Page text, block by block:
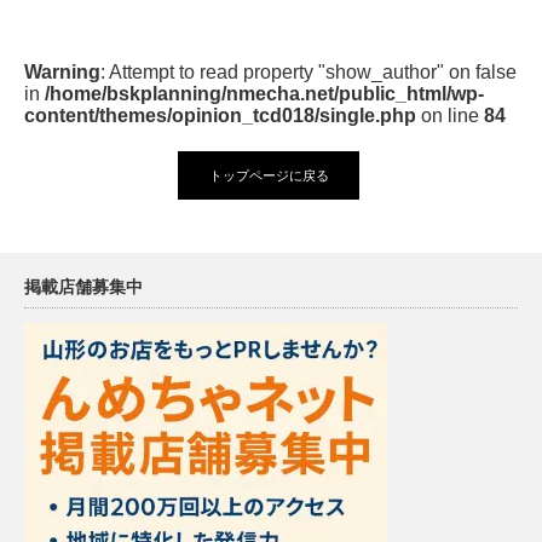
Warning: Attempt to read property "show_author" on false
in /home/bskplanning/nmecha.net/public_html/wp-
content/themes/opinion_tcd018/single.php on line 84
トップページに戻る
掲載店舗募集中